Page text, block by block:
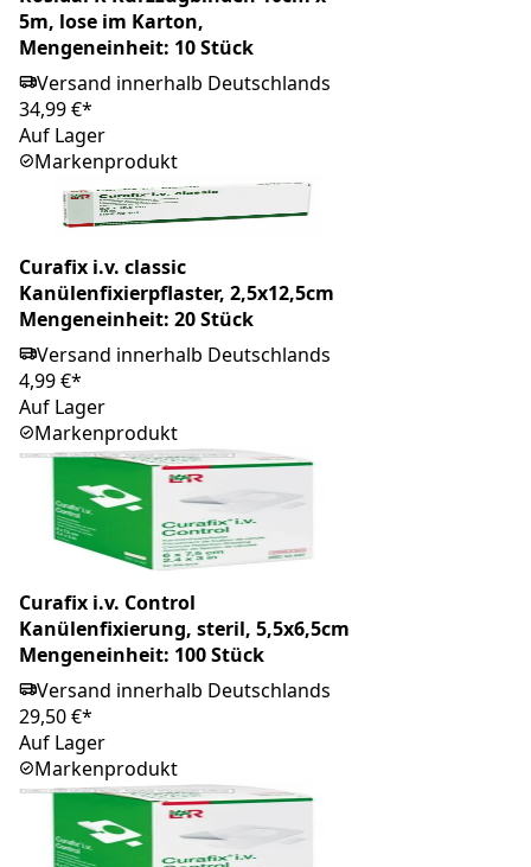
5m, lose im Karton,
Mengeneinheit: 10 Stück
Versand innerhalb Deutschlands
34,99 €*
Auf Lager
Markenprodukt
Curafix i.v. classic
Kanülenfixierpflaster, 2,5x12,5cm
Mengeneinheit: 20 Stück
Versand innerhalb Deutschlands
4,99 €*
Auf Lager
Markenprodukt
Curafix i.v. Control
Kanülenfixierung, steril, 5,5x6,5cm
Mengeneinheit: 100 Stück
Versand innerhalb Deutschlands
29,50 €*
Auf Lager
Markenprodukt